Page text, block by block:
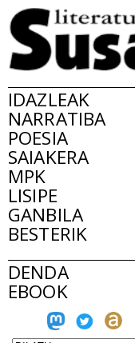
IDAZLEAK
NARRATIBA
POESIA
SAIAKERA
MPK
LISIPE
GANBILA
BESTERIK
DENDA
EBOOK